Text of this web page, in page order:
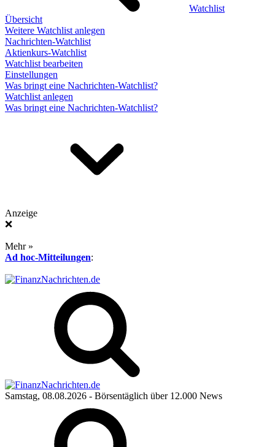
Watchlist
Übersicht
Weitere Watchlist anlegen
Nachrichten-Watchlist
Aktienkurs-Watchlist
Watchlist bearbeiten
Einstellungen
Was bringt eine Nachrichten-Watchlist?
Watchlist anlegen
Was bringt eine Nachrichten-Watchlist?
Anzeige
❌
Mehr »
Ad hoc-Mitteilungen:
Samstag, 08.08.2026 - Börsentäglich über 12.000 News